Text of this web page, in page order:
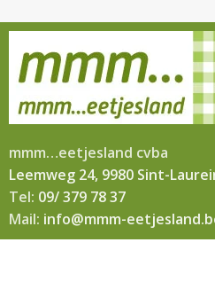
mmm…eetjesland cvba
Leemweg 24, 9980 Sint-
Tel: 09/ 379 78 37
Mail: info@mmm-